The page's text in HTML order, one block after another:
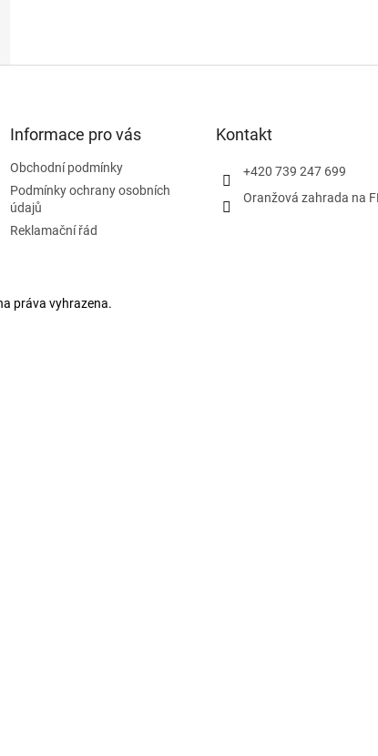
Informace pro vás
Obchodní podmínky
Podmínky ochrany osobních
údajů
Reklamační řád
Kontakt
+420 739 247 699
Oranžová zahrada na
práva vyhrazena.